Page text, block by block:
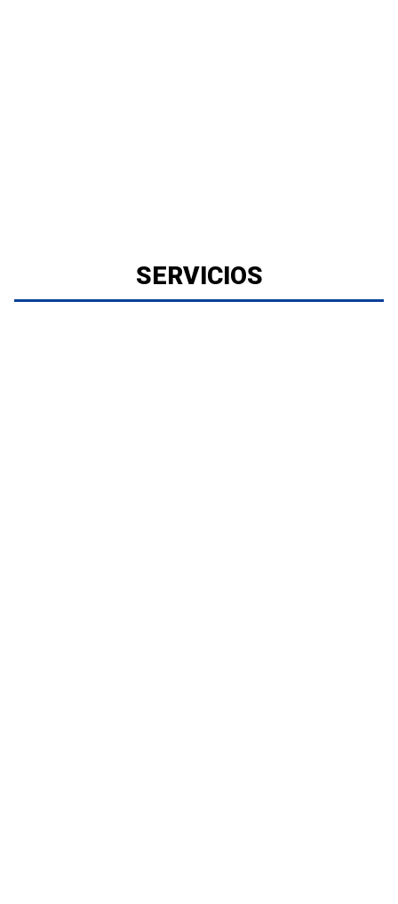
SERVICIOS